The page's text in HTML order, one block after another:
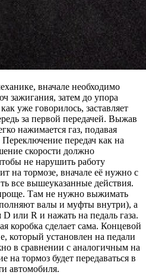
вначале необходимо
зажигания, затем до упора
уже говорилось, заставляет
за первой передачей. Выжав
нажимается газ, подавая
передач как на
скорости должно
не нарушить работу
на тормозе, вначале её нужно с
все вышеуказанные действия.
Там не нужно выжимать
валы и муфты внутри), а
или R и нажать на педаль газа.
коробка сделает сама. Концевой
который установлен на педали
в сравнении с аналогичным на
на тормоз будет передаваться в
автомобиля.